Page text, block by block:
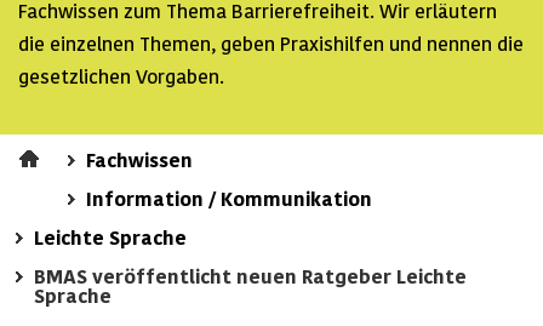
Fachwissen zum Thema Barrierefreiheit. Wir erläutern
die einzelnen Themen, geben Praxishilfen und nennen die
gesetzlichen Vorgaben.
Fachwissen
Information / Kommunikation
Leichte Sprache
BMAS veröffentlicht neuen Ratgeber Leichte
Sprache